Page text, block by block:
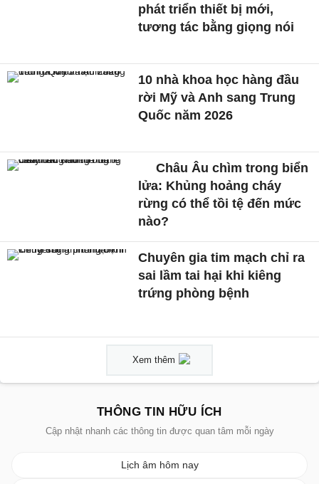
phát triển thiết bị mới,
tương tác bằng giọng nói
10 nhà khoa học hàng đầu
rời Mỹ và Anh sang Trung
Quốc năm 2026
Châu Âu chìm trong biển
lửa: Khủng hoảng cháy
rừng có thể tồi tệ đến mức
nào?
Chuyên gia tim mạch chỉ ra
sai lầm tai hại khi kiêng
trứng phòng bệnh
Xem thêm
THÔNG TIN HỮU ÍCH
Cập nhật nhanh các thông tin được quan tâm mỗi ngày
Lịch âm hôm nay